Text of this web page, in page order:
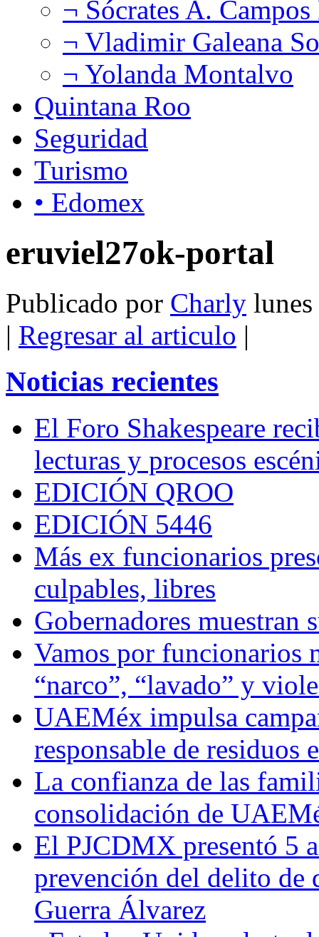
¬ Sócrates A.
¬ Vladimir Galeana
¬ Yolanda Montalvo
Quintana Roo
Seguridad
Turismo
• Edomex
eruviel27ok-portal
Publicado por Charly
| Regresar al articulo |
Noticias recientes
El Foro Shakespeare
lecturas y procesos
EDICIÓN QROO
EDICIÓN 5446
Más ex funcionarios
culpables, libres
Gobernadores muestran
Vamos por funcionarios
“narco”, “lavado” y
UAEMéx impulsa
responsable de residuos
La confianza de las
consolidación de
El PJCDMX presentó 5
prevención del delito de
Guerra Álvarez